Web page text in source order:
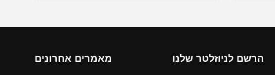
הרשם לניוזלטר שלנו מאמרים אחרונים